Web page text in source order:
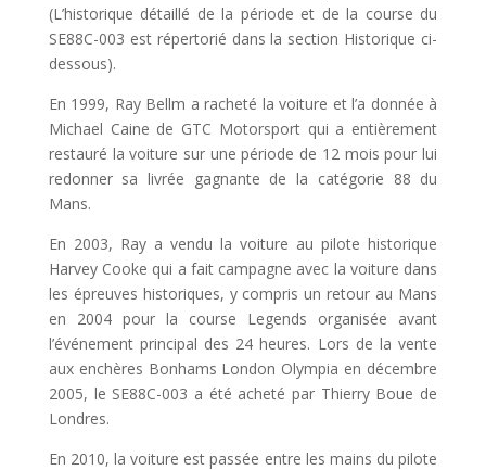
(L’historique détaillé de la période et de la course du
SE88C-003 est répertorié dans la section Historique ci-
dessous).
En 1999, Ray Bellm a racheté la voiture et l’a donnée à
Michael Caine de GTC Motorsport qui a entièrement
restauré la voiture sur une période de 12 mois pour lui
redonner sa livrée gagnante de la catégorie 88 du
Mans.
En 2003, Ray a vendu la voiture au pilote historique
Harvey Cooke qui a fait campagne avec la voiture dans
les épreuves historiques, y compris un retour au Mans
en 2004 pour la course Legends organisée avant
l’événement principal des 24 heures. Lors de la vente
aux enchères Bonhams London Olympia en décembre
2005, le SE88C-003 a été acheté par Thierry Boue de
Londres.
En 2010, la voiture est passée entre les mains du pilote